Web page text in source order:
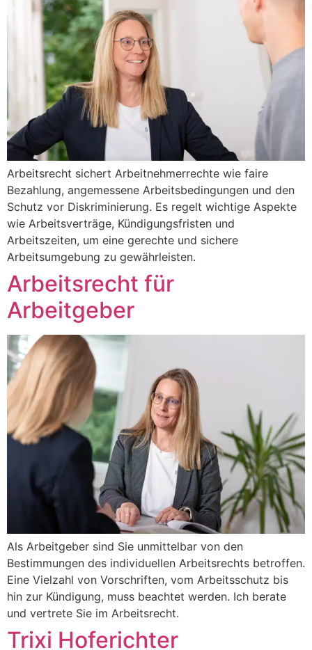
Arbeitsrecht sichert Arbeitnehmerrechte wie faire
Bezahlung, angemessene Arbeitsbedingungen und den
Schutz vor Diskriminierung. Es regelt wichtige Aspekte
wie Arbeitsverträge, Kündigungsfristen und
Arbeitszeiten, um eine gerechte und sichere
Arbeitsumgebung zu gewährleisten.
Arbeitsrecht für
Arbeitgeber
Als Arbeitgeber sind Sie unmittelbar von den
Bestimmungen des individuellen Arbeitsrechts betroffen.
Eine Vielzahl von Vorschriften, vom Arbeitsschutz bis
hin zur Kündigung, muss beachtet werden. Ich berate
und vertrete Sie im Arbeitsrecht.
Trixi Hoferichter